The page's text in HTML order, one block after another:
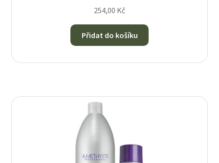
254,00 Kč
Přidat do košíku